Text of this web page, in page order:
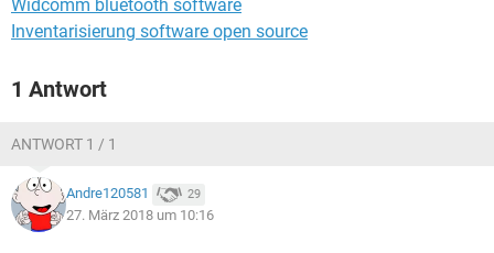
Widcomm bluetooth software
Inventarisierung software open source
1 Antwort
ANTWORT 1 / 1
Andre120581 29
27. März 2018 um 10:16